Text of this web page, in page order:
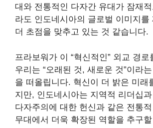
대와 전통적인 다자간 유대가 잠재
라도 인도네시아의 글로벌 이미지를
더 초점을 맞추고 있는 것 같습니다.
프라보워가 이 “혁신적인” 외교 경로
우리는 “오래된 것, 새로운 것”이라
을 떠올립니다. 혁신이 더 밝은 미래
지만, 인도네시아는 지역적 리더십
다자주의에 대한 헌신과 같은 전통
무대에서 더욱 확장된 역할을 추구